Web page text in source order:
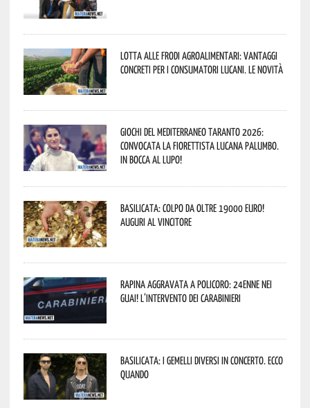
Lotta alle frodi agroalimentari: vantaggi
concreti per i consumatori lucani. Le novità
Giochi del Mediterraneo Taranto 2026:
convocata la fiorettista lucana Palumbo.
In bocca al lupo!
Basilicata: colpo da oltre 19000 Euro!
Auguri al vincitore
Rapina aggravata a Policoro: 24enne nei
guai! L’intervento dei Carabinieri
Basilicata: i Gemelli DiVersi in concerto. Ecco
quando